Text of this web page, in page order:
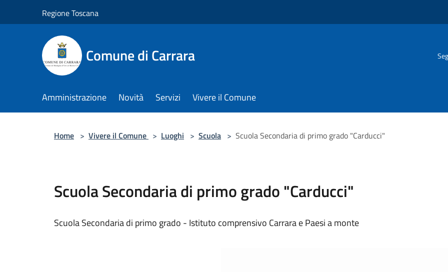
Regione Toscana
Comune di Carrara
Amministrazione Novità Servizi Vivere il Comune
Home > Vivere il Comune > Luoghi > Scuola > Scuola Secondaria di primo grado "Carducci"
Scuola Secondaria di primo grado "Carducci"
Scuola Secondaria di primo grado - Istituto comprensivo Carrara e Paesi a monte